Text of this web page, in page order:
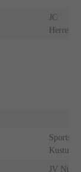
JC
Kustusch
JV